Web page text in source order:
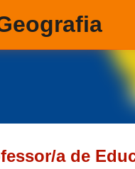
a de